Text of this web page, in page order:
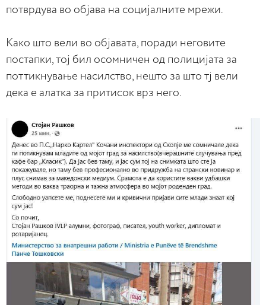
потврдува во објава на социјалните мрежи.
Како што вели во објавата, поради неговите
постапки, тој бил осомничен од полицијата за
поттикнување насилство, нешто за што тј вели
дека е алатка за притисок врз него.